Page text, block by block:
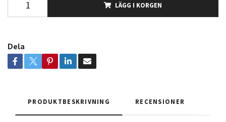
LÄGG I KORGEN
Dela
PRODUKTBESKRIVNING RECENSIONER